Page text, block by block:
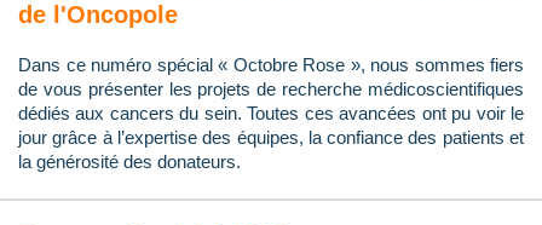
de l'Oncopole
Dans ce numéro spécial « Octobre Rose », nous sommes fiers
de vous présenter les projets de recherche médicoscientifiques
dédiés aux cancers du sein. Toutes ces avancées ont pu voir le
jour grâce à l’expertise des équipes, la confiance des patients et
la générosité des donateurs.